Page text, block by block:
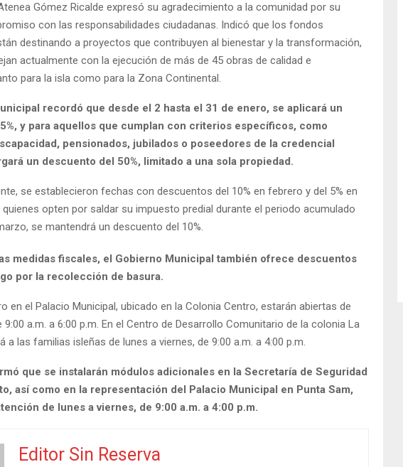
Gómez Ricalde expresó su agradecimiento a la comunidad por su
con las responsabilidades ciudadanas. Indicó que los fondos
destinando a proyectos que contribuyen al bienestar y la transformación,
actualmente con la ejecución de más de 45 obras de calidad e
para la isla como para la Zona Continental.
recordó que desde el 2 hasta el 31 de enero, se aplicará un
y para aquellos que cumplan con criterios específicos, como
pensionados, jubilados o poseedores de la credencial
un descuento del 50%, limitado a una sola propiedad.
se establecieron fechas con descuentos del 10% en febrero y del 5% en
opten por saldar su impuesto predial durante el periodo acumulado
se mantendrá un descuento del 10%.
medidas fiscales, el Gobierno Municipal también ofrece descuentos
por la recolección de basura.
en el Palacio Municipal, ubicado en la Colonia Centro, estarán abiertas de
9:00 a.m. a 6:00 p.m. En el Centro de Desarrollo Comunitario de la colonia La
a las familias isleñas de lunes a viernes, de 9:00 a.m. a 4:00 p.m.
que se instalarán módulos adicionales en la Secretaría de Seguridad
así como en la representación del Palacio Municipal en Punta Sam,
de lunes a viernes, de 9:00 a.m. a 4:00 p.m.
Editor Sin Reserva